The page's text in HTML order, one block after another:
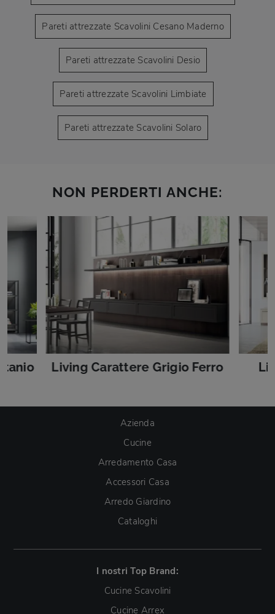
Pareti attrezzate Scavolini Cesano Maderno
Pareti attrezzate Scavolini Desio
Pareti attrezzate Scavolini Limbiate
Pareti attrezzate Scavolini Solaro
NON PERDERTI ANCHE:
Living Carattere Grigio Ferro
Azienda
Cucine
Arredamento Casa
Accessori Casa
Arredo Giardino
Cataloghi
I nostri Top Brand:
Cucine Scavolini
Cucine Arrex